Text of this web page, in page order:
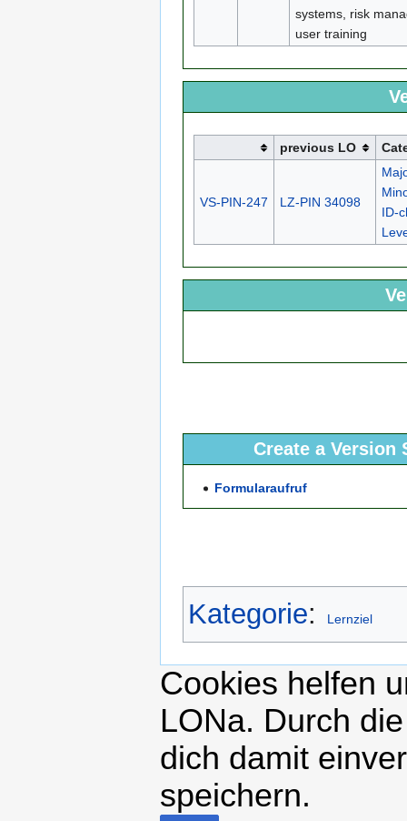
systems, risk
user training
previous LO
VS-PIN-247 LZ-PIN 34098
ID-
Create a Version
Formularaufruf
Kategorie: Lernziel
Cookies helfen
LONa. Durch
dich damit
speichern.